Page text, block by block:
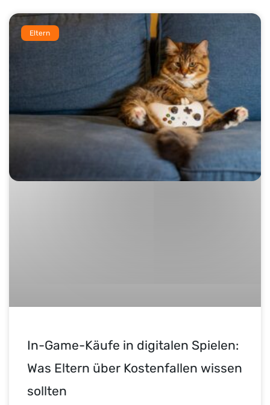
Eltern
In-Game-Käufe in digitalen Spielen:
Was Eltern über Kostenfallen wissen
sollten